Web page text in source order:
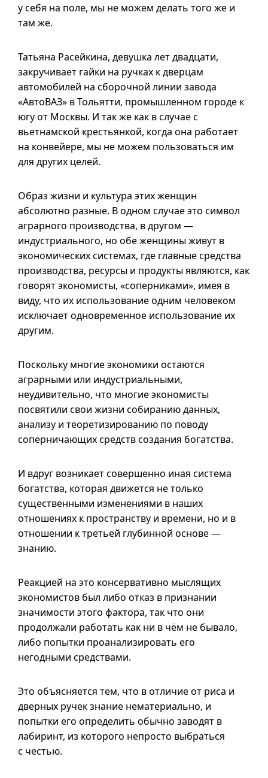
у себя на поле, мы не можем делать того же и
там же.
Татьяна Расейкина, девушка лет двадцати,
закручивает гайки на ручках к дверцам
автомобилей на сборочной линии завода
«АвтоВАЗ» в Тольятти, промышленном городе к
югу от Москвы. И так же как в случае с
вьетнамской крестьянкой, когда она работает
на конвейере, мы не можем пользоваться им
для других целей.
Образ жизни и культура этих женщин
абсолютно разные. В одном случае это символ
аграрного производства, в другом —
индустриального, но обе женщины живут в
экономических системах, где главные средства
производства, ресурсы и продукты являются, как
говорят экономисты, «соперниками», имея в
виду, что их использование одним человеком
исключает одновременное использование их
другим.
Поскольку многие экономики остаются
аграрными или индустриальными,
неудивительно, что многие экономисты
посвятили свои жизни собиранию данных,
анализу и теоретизированию по поводу
соперничающих средств создания богатства.
И вдруг возникает совершенно иная система
богатства, которая движется не только
существенными изменениями в наших
отношениях к пространству и времени, но и в
отношении к третьей глубинной основе —
знанию.
Реакцией на это консервативно мыслящих
экономистов был либо отказ в признании
значимости этого фактора, так что они
продолжали работать как ни в чём не бывало,
либо попытки проанализировать его
негодными средствами.
Это объясняется тем, что в отличие от риса и
дверных ручек знание нематериально, и
попытки его определить обычно заводят в
лабиринт, из которого непросто выбраться
с честью.